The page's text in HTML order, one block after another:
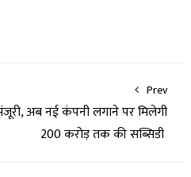
Prev
अब नई कंपनी लगाने पर मिलेगी
200 करोड़ तक की सब्सिडी